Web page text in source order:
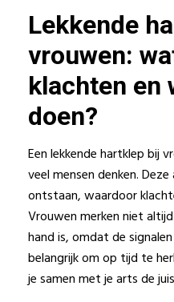
Lekkende
vrouwen:
klachten en
doen?
Een lekkende hartklep bij
veel mensen denken.
ontstaan, waardoor
Vrouwen merken niet
hand is, omdat de
belangrijk om op tijd te
je samen met je arts de